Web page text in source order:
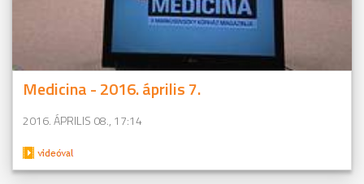
Medicina - 2016. április 7.
2016. ÁPRILIS 08., 17:14